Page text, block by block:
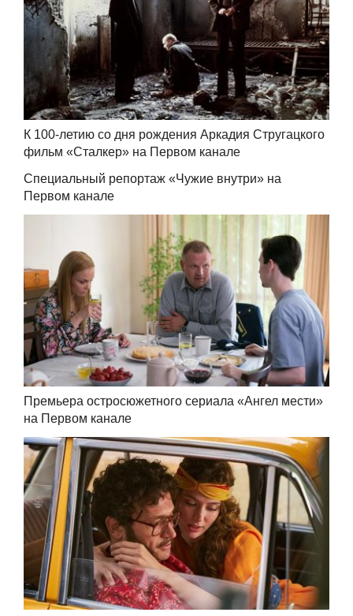
К 100-летию со дня рождения Аркадия Стругацкого
фильм «Сталкер» на Первом канале
Специальный репортаж «Чужие внутри» на
Первом канале
Премьера остросюжетного сериала «Ангел мести»
на Первом канале